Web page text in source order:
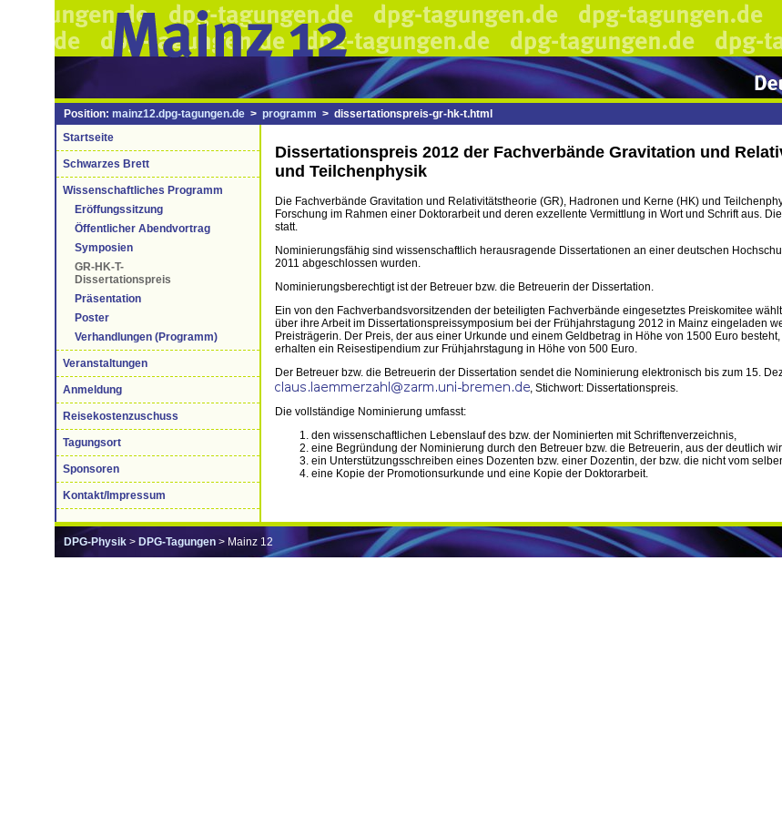
Position: mainz12.dpg-tagungen.de > programm > dissertationspreis-gr-hk-t.html
Startseite
Schwarzes Brett
Wissenschaftliches Programm
Eröffungssitzung
Öffentlicher Abendvortrag
Symposien
GR-HK-T-
Dissertationspreis
Präsentation
Poster
Verhandlungen (Programm)
Veranstaltungen
Anmeldung
Reisekostenzuschuss
Tagungsort
Sponsoren
Kontakt/Impressum
Dissertationspreis 2012 der Fachverbände Gravitation und
und Teilchenphysik
Die Fachverbände Gravitation und Relativitätstheorie (GR), Hadronen und Kerne (HK) und
Forschung im Rahmen einer Doktorarbeit und deren exzellente Vermittlung in Wort und Schrift aus.
statt.
Nominierungsfähig sind wissenschaftlich herausragende Dissertationen an einer deutschen
2011 abgeschlossen wurden.
Nominierungsberechtigt ist der Betreuer bzw. die Betreuerin der Dissertation.
Ein von den Fachverbandsvorsitzenden der beteiligten Fachverbände eingesetztes Preiskomitee
über ihre Arbeit im Dissertationspreissymposium bei der Frühjahrstagung 2012 in Mainz eingeladen
Preisträgerin. Der Preis, der aus einer Urkunde und einem Geldbetrag in Höhe von 1500 Euro
erhalten ein Reisestipendium zur Frühjahrstagung in Höhe von 500 Euro.
Der Betreuer bzw. die Betreuerin der Dissertation sendet die Nominierung elektronisch bis zum 15.
, Stichwort: Dissertationspreis.
Die vollständige Nominierung umfasst:
den wissenschaftlichen Lebenslauf des bzw. der Nominierten mit Schriftenverzeichnis,
eine Begründung der Nominierung durch den Betreuer bzw. die Betreuerin, aus der deutlich
ein Unterstützungsschreiben eines Dozenten bzw. einer Dozentin, der bzw. die nicht vom
eine Kopie der Promotionsurkunde und eine Kopie der Doktorarbeit.
DPG-Physik > DPG-Tagungen > Mainz 12